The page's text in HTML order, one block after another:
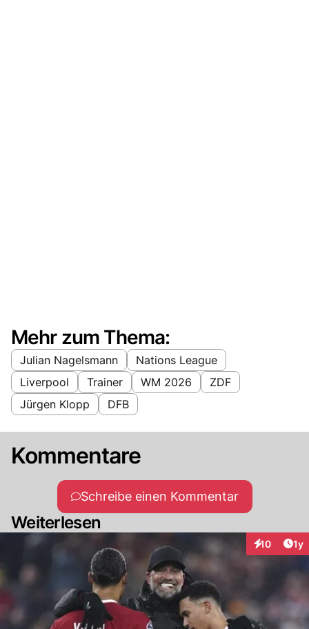
Mehr zum Thema:
Julian Nagelsmann
Nations League
Liverpool
Trainer WM 2026
ZDF
Jürgen Klopp
DFB
Kommentare
Schreibe einen Kommentar
Weiterlesen
10 1y